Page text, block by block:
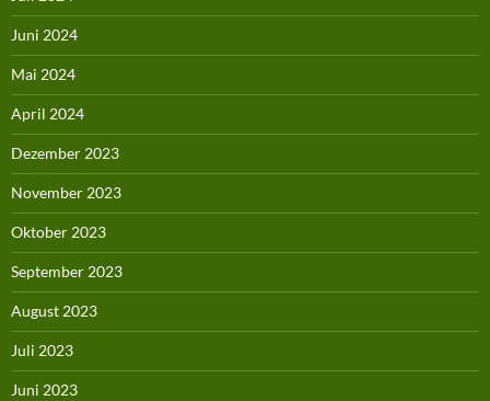
Juni 2024
Mai 2024
April 2024
Dezember 2023
November 2023
Oktober 2023
September 2023
August 2023
Juli 2023
Juni 2023